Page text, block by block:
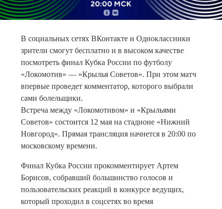
В социальных сетях ВКонтакте и Одноклассники
зрители смогут бесплатно и в высоком качестве
посмотреть финал Кубка России по футболу
«Локомотив» — «Крылья Советов». При этом матч
впервые проведет комментатор, которого выбрали
сами болельщики.
Встреча между «Локомотивом» и «Крыльями
Советов» состоится 12 мая на стадионе «Нижний
Новгород». Прямая трансляция начнется в 20:00 по
московскому времени.
Финал Кубка России прокомментирует Артем
Борисов, собравший большинство голосов и
пользовательских реакций в конкурсе ведущих,
который проходил в соцсетях во время